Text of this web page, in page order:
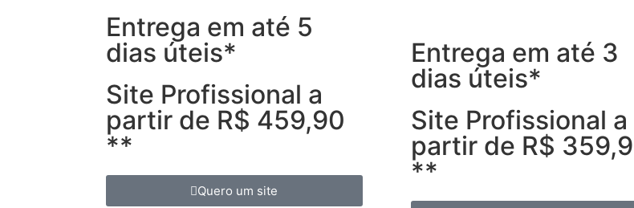
Entrega em até 5
dias úteis*
Site Profissional a
partir de R$ 459,90
**
Quero um site
Entrega em até 3
dias úteis*
Site Profissional a
partir de R$
**